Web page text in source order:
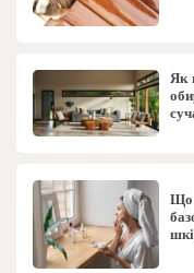
Як
Що